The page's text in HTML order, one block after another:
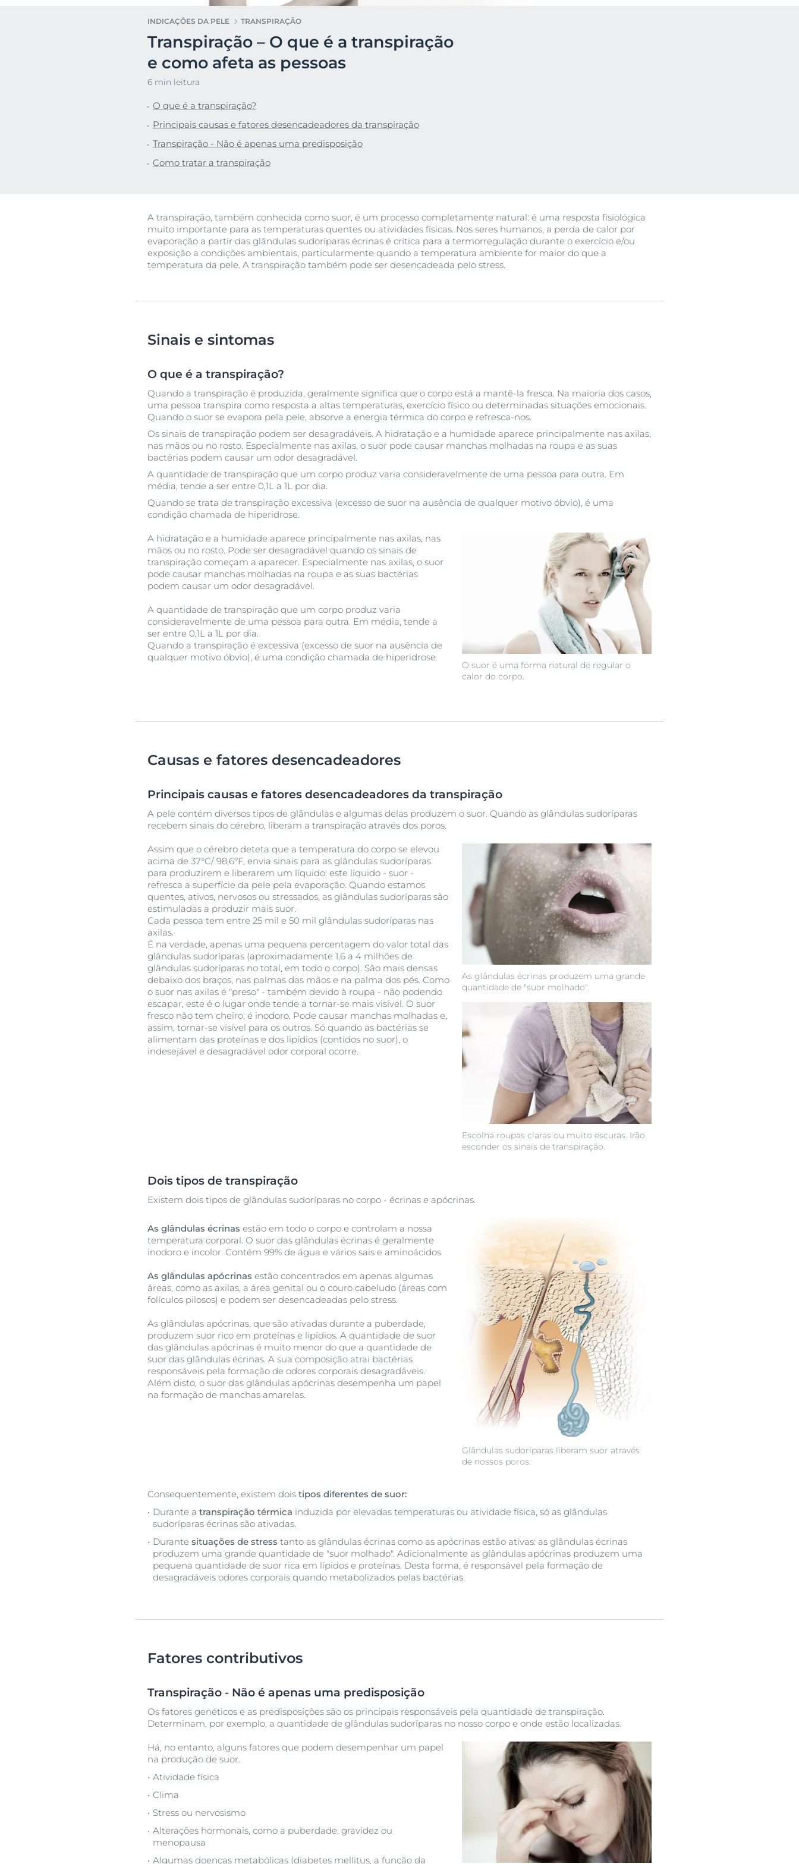
Pele muito seca
Pele oleosa com tendência
acneica
Pele normal a seca
Hyaluron Filler - Todos os
produtos
Descubra Anti-Pigment
Pele com Tendência Acneica Pele oleosa
Pele com tendência acneica
Comprar agora
Comprar agora
INDICAÇÕES DA PELE TRANSPIRAÇÃO
Transpiração – O que é a transpiração
e como afeta as pessoas
6 min leitura
O que é a transpiração?
Principais causas e fatores desencadeadores da transpiração
Transpiração - Não é apenas uma predisposição
Como tratar a transpiração
A transpiração, também conhecida como suor, é um processo completamente natural: é uma resposta fisiológica
muito importante para as temperaturas quentes ou atividades físicas. Nos seres humanos, a perda de calor por
evaporação a partir das glândulas sudoríparas écrinas é crítica para a termorregulação durante o exercício e/ou
exposição a condições ambientais, particularmente quando a temperatura ambiente for maior do que a
temperatura da pele. A transpiração também pode ser desencadeada pelo stress.
Sinais e sintomas
O que é a transpiração?
Quando a transpiração é produzida, geralmente significa que o corpo está a mantê-la fresca. Na maioria dos casos,
uma pessoa transpira como resposta a altas temperaturas, exercício físico ou determinadas situações emocionais.
Quando o suor se evapora pela pele, absorve a energia térmica do corpo e refresca-nos.
Os sinais de transpiração podem ser desagradáveis. A hidratação e a humidade aparece principalmente nas axilas,
nas mãos ou no rosto. Especialmente nas axilas, o suor pode causar manchas molhadas na roupa e as suas
bactérias podem causar um odor desagradável.
A quantidade de transpiração que um corpo produz varia consideravelmente de uma pessoa para outra. Em
média, tende a ser entre 0,1L a 1L por dia.
Quando se trata de transpiração excessiva (excesso de suor na ausência de qualquer motivo óbvio), é uma
condição chamada de hiperidrose.
O suor é uma forma natural de regular o
calor do corpo.
A hidratação e a humidade aparece principalmente nas axilas, nas
mãos ou no rosto. Pode ser desagradável quando os sinais de
transpiração começam a aparecer. Especialmente nas axilas, o suor
pode causar manchas molhadas na roupa e as suas bactérias
podem causar um odor desagradável.
A quantidade de transpiração que um corpo produz varia
consideravelmente de uma pessoa para outra. Em média, tende a
ser entre 0,1L a 1L por dia.
Quando a transpiração é excessiva (excesso de suor na ausência de
qualquer motivo óbvio), é uma condição chamada de hiperidrose.
Causas e fatores desencadeadores
Principais causas e fatores desencadeadores da transpiração
A pele contém diversos tipos de glândulas e algumas delas produzem o suor. Quando as glândulas sudoríparas
recebem sinais do cérebro, liberam a transpiração através dos poros.
As glândulas écrinas produzem uma grande
quantidade de "suor molhado".
Escolha roupas claras ou muito escuras. Irão
esconder os sinais de transpiração.
Assim que o cérebro deteta que a temperatura do corpo se elevou
acima de 37°C/ 98,6ºF, envia sinais para as glândulas sudoríparas
para produzirem e liberarem um líquido: este líquido - suor -
refresca a superfície da pele pela evaporação. Quando estamos
quentes, ativos, nervosos ou stressados, as glândulas sudoríparas são
estimuladas a produzir mais suor.
Cada pessoa tem entre 25 mil e 50 mil glândulas sudoríparas nas
axilas.
É na verdade, apenas uma pequena percentagem do valor total das
glândulas sudoríparas (aproximadamente 1,6 a 4 milhões de
glândulas sudoríparas no total, em todo o corpo). São mais densas
debaixo dos braços, nas palmas das mãos e na palma dos pés. Como
o suor nas axilas é "preso" - também devido à roupa - não podendo
escapar, este é o lugar onde tende a tornar-se mais visível. O suor
fresco não tem cheiro; é inodoro. Pode causar manchas molhadas e,
assim, tornar-se visível para os outros. Só quando as bactérias se
alimentam das proteínas e dos lipídios (contidos no suor), o
indesejável e desagradável odor corporal ocorre.
Dois tipos de transpiração
Existem dois tipos de glândulas sudoríparas no corpo - écrinas e apócrinas.
Glândulas sudoríparas liberam suor através
de nossos poros.
As glândulas écrinas estão em todo o corpo e controlam a nossa
temperatura corporal. O suor das glândulas écrinas é geralmente
inodoro e incolor. Contém 99% de água e vários sais e aminoácidos.
As glândulas apócrinas estão concentrados em apenas algumas
áreas, como as axilas, a área genital ou o couro cabeludo (áreas com
folículos pilosos) e podem ser desencadeadas pelo stress.
As glândulas apócrinas, que são ativadas durante a puberdade,
produzem suor rico em proteínas e lipídios. A quantidade de suor
das glândulas apócrinas é muito menor do que a quantidade de
suor das glândulas écrinas. A sua composição atrai bactérias
responsáveis pela formação de odores corporais desagradáveis.
Além disto, o suor das glândulas apócrinas desempenha um papel
na formação de manchas amarelas.
Consequentemente, existem dois tipos diferentes de suor:
Durante a transpiração térmica induzida por elevadas temperaturas ou atividade física, só as glândulas
sudoríparas écrinas são ativadas.
Durante situações de stress tanto as glândulas écrinas como as apócrinas estão ativas: as glândulas écrinas
produzem uma grande quantidade de "suor molhado". Adicionalmente as glândulas apócrinas produzem uma
pequena quantidade de suor rica em lípidos e proteínas. Desta forma, é responsável pela formação de
desagradáveis odores corporais quando metabolizados pelas bactérias.
Fatores contributivos
Transpiração - Não é apenas uma predisposição
Os fatores genéticos e as predisposições são os principais responsáveis pela quantidade de transpiração.
Determinam, por exemplo, a quantidade de glândulas sudoríparas no nosso corpo e onde estão localizadas.
Há, no entanto, alguns fatores que podem desempenhar um papel
na produção de suor.
Atividade física
Clima
Stress ou nervosismo
Alterações hormonais, como a puberdade, gravidez ou
menopausa
Algumas doenças metabólicas (diabetes mellitus, a função da